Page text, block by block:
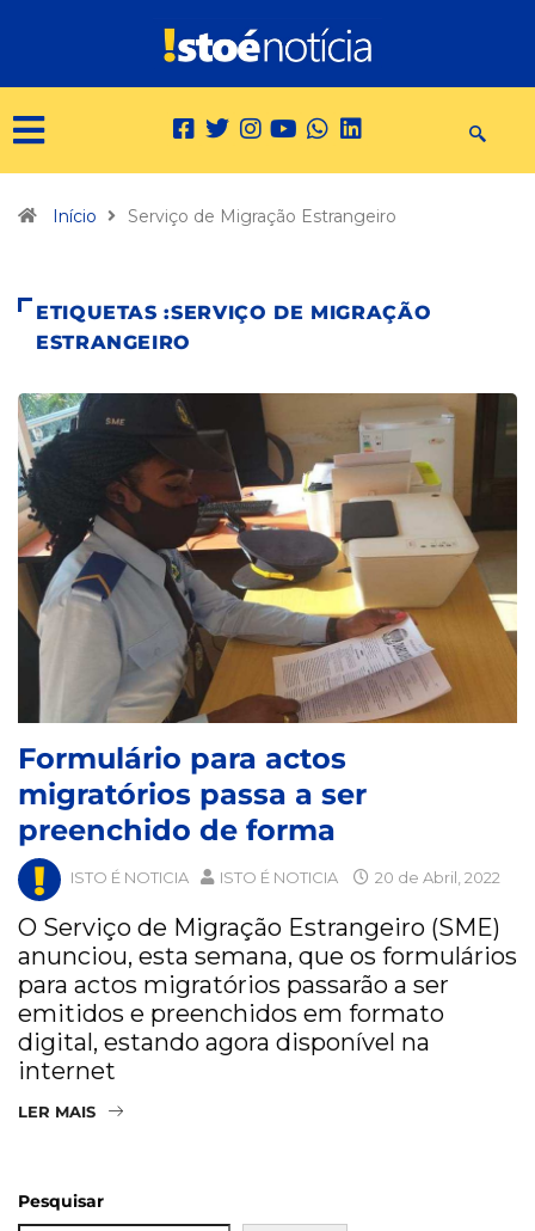
Início Serviço de Migração Estrangeiro
ETIQUETAS :SERVIÇO DE MIGRAÇÃO
ESTRANGEIRO
Formulário para actos
migratórios passa a ser
preenchido de forma
ISTO É NOTICIA ISTO É NOTICIA 20 de Abril, 2022
O Serviço de Migração Estrangeiro (SME)
anunciou, esta semana, que os formulários
para actos migratórios passarão a ser
emitidos e preenchidos em formato
digital, estando agora disponível na
internet
LER MAIS
Pesquisar